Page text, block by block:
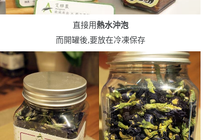
直接用熱水沖泡
而開罐後,要放在冷凍保存